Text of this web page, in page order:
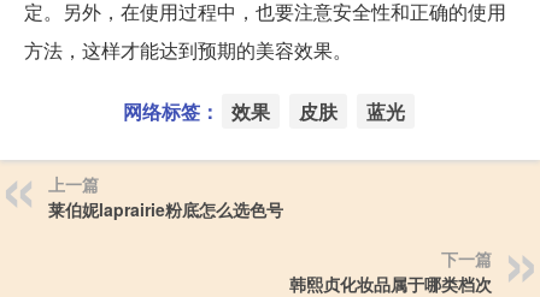
定。另外，在使用过程中，也要注意安全性和正确的使用
方法，这样才能达到预期的美容效果。
网络标签： 效果 皮肤 蓝光
上一篇
莱伯妮laprairie粉底怎么选色号
下一篇
韩熙贞化妆品属于哪类档次